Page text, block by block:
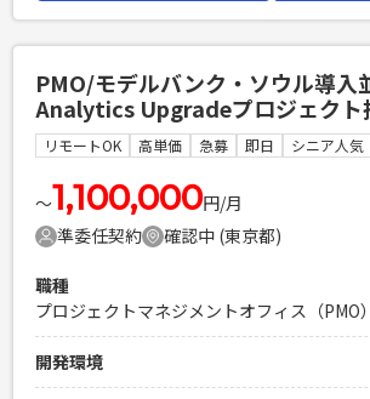
務を担っていただく想定です。 ・社内従業
機器、各種システムに関する問い合わせ対
ール、電話） ・新入社員や異動者に向けた
（PC、スマートフォン、タブレット等）の
種インストールの実行（キッティング） ・
ールの管理（アカウント発行、権限付与、
ト、設定変更等） ・過去の問い合わせ履歴
IT資産の管理・棚卸し業務 ・デバイス管理
ポリシー設定や構成変更対応の補助 ・その
企画や資料作成の補助 ※3ヶ月に1度、出張
がございます。 ※詳細は面談時にお伝えしま
PMO/モデルバンク・ソウル導入
Analytics Upgradeプロジェクト
リモートOK 高単価 急募 即日 シニア人気
〜1,100,000円/月
準委任契約
確認中 (東京都)
職種
プロジェクトマネジメントオフィス（PMO）
開発環境